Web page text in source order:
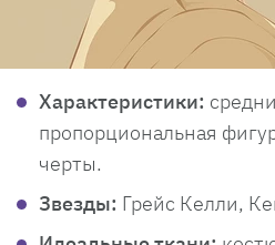
Характеристики:
пропорциональная
черты.
Звезды: Грейс Келли,